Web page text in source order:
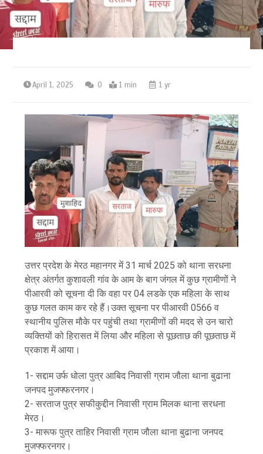
April 1, 2025 0 1 min 1 yr
उत्तर प्रदेश के मेरठ महानगर में 31 मार्च 2025 को थाना सरधना
क्षेत्र अंतर्गत कुशावली गांव के आम के बाग जंगल में कुछ ग्रामीणों ने
पीआरवी को सूचना दी कि वहा पर 04 लडके एक महिला के साथ
कुछ गलत काम कर रहे हैं।उक्त सूचना पर पीआरवी 0566 व
स्थानीय पुलिस मौके पर पहुंची तथा ग्रामीणों की मदद से उन चारो
व्यक्तियों को हिरासत में लिया और महिला से पूछताछ की पूछताछ में
प्रकाश में आया।
1- सद्दाम उर्फ धोला पुत्र आबिद निवासी ग्राम जौला थाना बुढाना
जनपद मुजफ्फरनगर।
2- सरताज पुत्र सफीकुद्दीन निवासी ग्राम मिलक थाना सरधना
मेरठ।
3- मारूफ पुत्र ताहिर निवासी ग्राम जौला थाना बुढाना जनपद
मुजफ्फरनगर।